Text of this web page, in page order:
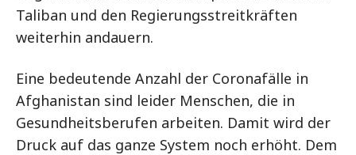
Taliban und den Regierungsstreitkräften
weiterhin andauern.
Eine bedeutende Anzahl der Coronafälle in
Afghanistan sind leider Menschen, die in
Gesundheitsberufen arbeiten. Damit wird der
Druck auf das ganze System noch erhöht. Dem